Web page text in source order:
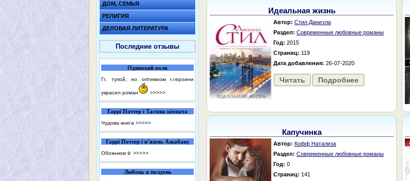
ДОМ, СЕМЬЯ
РЕЛИГИЯ
ДЕЛОВАЯ ЛИТЕРАТУРА
Последние отзывы
Одинокий волк
Гг. тупой, но оптимизм г.героини
украсил роман >>>>>
Гаррі Поттер і Таємна кімната
Чудова книга >>>>>
Гаррі Поттер і в’язень Азкабану
Обожнюю☺️ >>>>>
Любовь в полдень
Идеальная жизнь
Автор: Стил Даниэла
Раздел: Современные любовные романы
Год: 2015
Страниц: 119
Дата добавления: 26-07-2020
Читать Подробнее
Капучинка
Автор: Кофф Натализа
Раздел: Современные любовные романы
Год: 0
Страниц: 141